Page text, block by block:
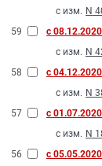
с изм. N
59
с 08.12.2020
с изм. N
58
с 04.12.2020
с изм. N
57
с 01.07.2020
с изм. N
56
с 05.05.2020